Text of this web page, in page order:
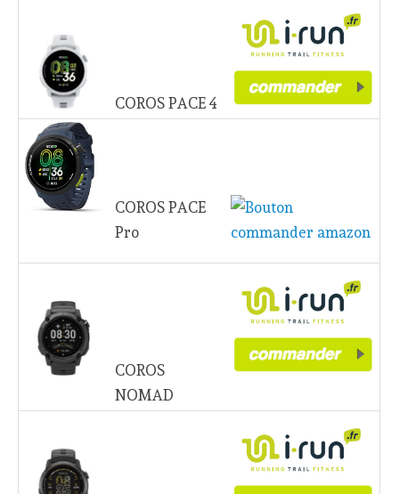
COROS PACE 4
COROS PACE
Pro
COROS
NOMAD